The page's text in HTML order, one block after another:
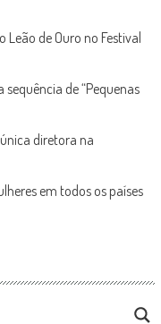
de Ouro no Festival
de “Pequenas
diretora na
em todos os países